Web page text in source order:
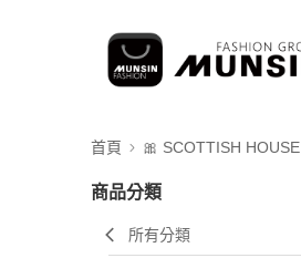
首頁 🎀 SCOTTISH HOUSE
商品分類
所有分類